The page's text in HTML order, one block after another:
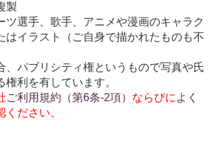
製
ツ選手、歌手、アニメや漫画のキャラク
はイラスト（ご自身で描かれたものも不
パブリシティ権というもので写真や氏
利を有しています。
ご利用規約（第6条-2項） ならびに よく
ください。